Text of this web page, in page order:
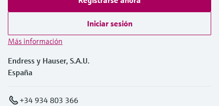
Iniciar sesión
Más información
Endress y Hauser, S.A.U.
España
+34 934 803 366